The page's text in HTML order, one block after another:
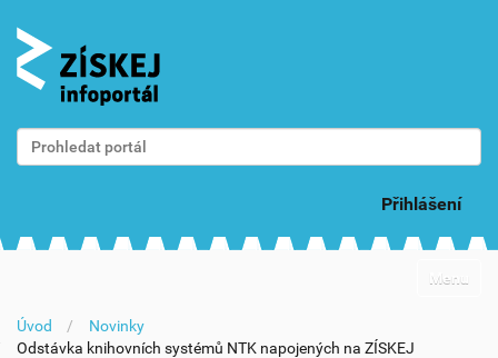
Vyhledat
Přihlášení
Toggle
Úvod
Novinky
Odstávka knihovních systémů NTK napojených na ZÍSKEJ